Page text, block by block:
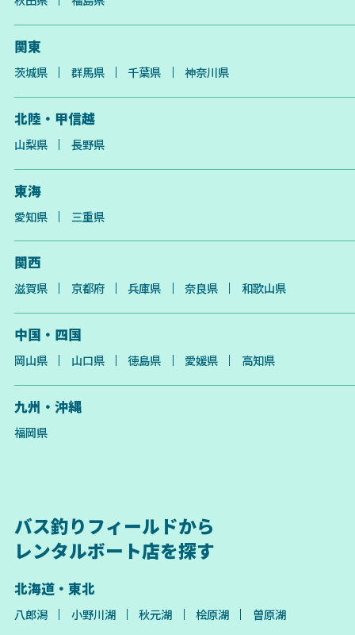
関東
茨城県 群馬県 千葉県 神奈川県
北陸・甲信越
山梨県 長野県
東海
愛知県 三重県
関西
滋賀県 京都府 兵庫県 奈良県 和歌山県
中国・四国
岡山県 山口県 徳島県 愛媛県 高知県
九州・沖縄
福岡県
バス釣りフィールドから
レンタルボート店を探す
北海道・東北
八郎潟 小野川湖 秋元湖 桧原湖 曽原湖